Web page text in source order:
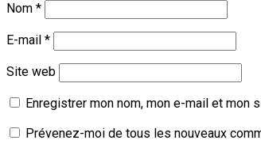
Nom *
E-mail *
Site web
Enregistrer mon nom, mon e-mail et mon
Prévenez-moi de tous les nouveaux